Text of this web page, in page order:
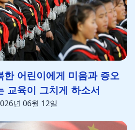
한 어린이에게 미움과 증오
교육이 그치게 하소서
년 06월 12일